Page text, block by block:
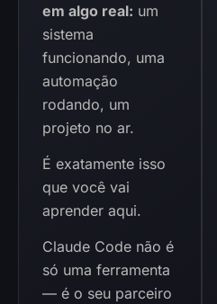
em algo real: um
sistema
funcionando, uma
automação
rodando, um
projeto no ar.
É exatamente isso
que você vai
aprender aqui.
Claude Code não é
só uma ferramenta
— é o seu parceiro